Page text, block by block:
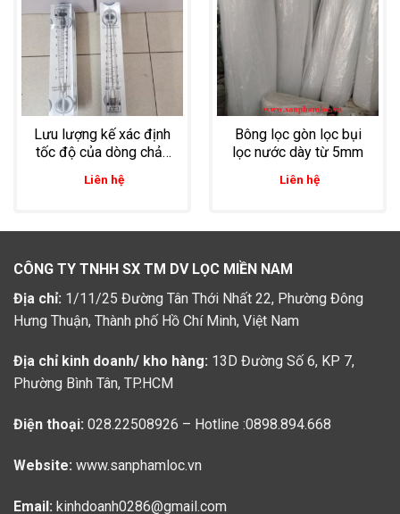
Lưu lượng kế xác định
tốc độ của dòng chảy
đi qua đường ống
Liên hệ
Bông lọc gòn lọc bụi
lọc nước dày từ 5mm
Liên hệ
CÔNG TY TNHH SX TM DV LỌC MIỀN NAM
Địa chỉ: 1/11/25 Đường Tân Thới Nhất 22, Phường Đông
Hưng Thuận, Thành phố Hồ Chí Minh, Việt Nam
Địa chỉ kinh doanh/ kho hàng: 13D Đường Số 6, KP 7,
Phường Bình Tân, TP.HCM
Điện thoại: 028.22508926 – Hotline :0898.894.668
Website: www.sanphamloc.vn
Email: kinhdoanh0286@gmail.com